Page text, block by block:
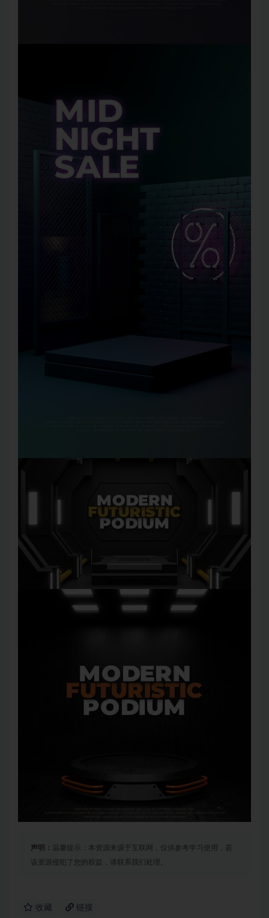
声明： 温馨提示：本资源来源于互联网，仅供参考学习使用，若
该资源侵犯了您的权益，请联系我们处理。
收藏 链接